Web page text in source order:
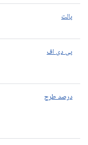
پالت
پی دی اف
درصد طرح